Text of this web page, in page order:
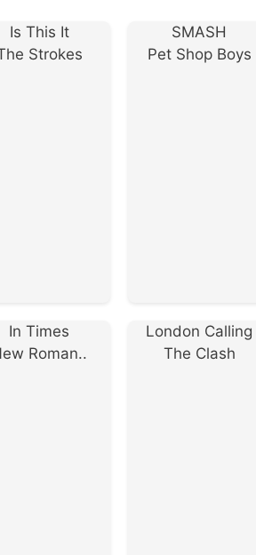
Is This It
Strokes
SMASH
Pet Shop Boys
In Times
Roman..
London Calling
The Clash